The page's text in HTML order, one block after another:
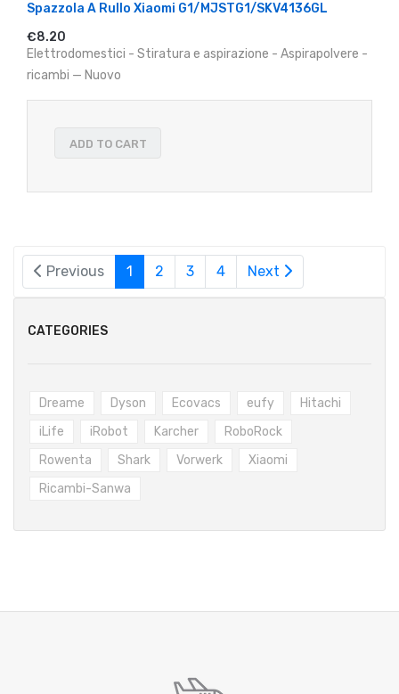
Spazzola A Rullo Xiaomi G1/MJSTG1/SKV4136GL
€8.20
Elettrodomestici - Stiratura e aspirazione - Aspirapolvere -
ricambi — Nuovo
ADD TO CART
Previous 1 2 3 4 Next
CATEGORIES
Dreame Dyson Ecovacs eufy
Hitachi
iLife
iRobot Karcher
RoboRock
Rowenta
Shark Vorwerk
Xiaomi
Ricambi-Sanwa